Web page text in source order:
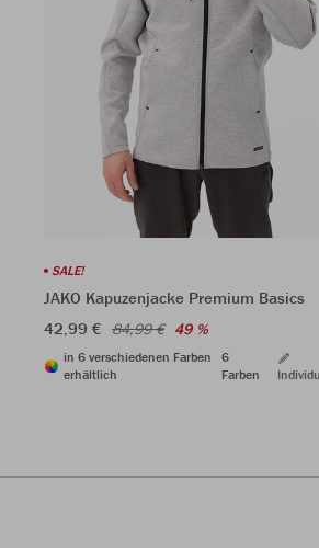
SALE!
JAKO Kapuzenjacke Premium Basics
42,99 € 84,99 € 49 %
in 6 verschiedenen Farben
erhältlich
6
Farben